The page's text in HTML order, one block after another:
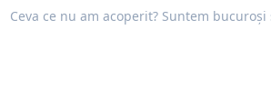
Ceva ce nu am acoperit? Suntem